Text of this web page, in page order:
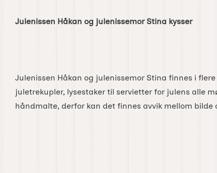
Julenissen Håkan og julenissemor Stina kysser
Julenissen Håkan og julenissemor Stina finnes i
juletrekupler, lysestaker til servietter for julens alle
håndmalte, derfor kan det finnes avvik mellom bilde